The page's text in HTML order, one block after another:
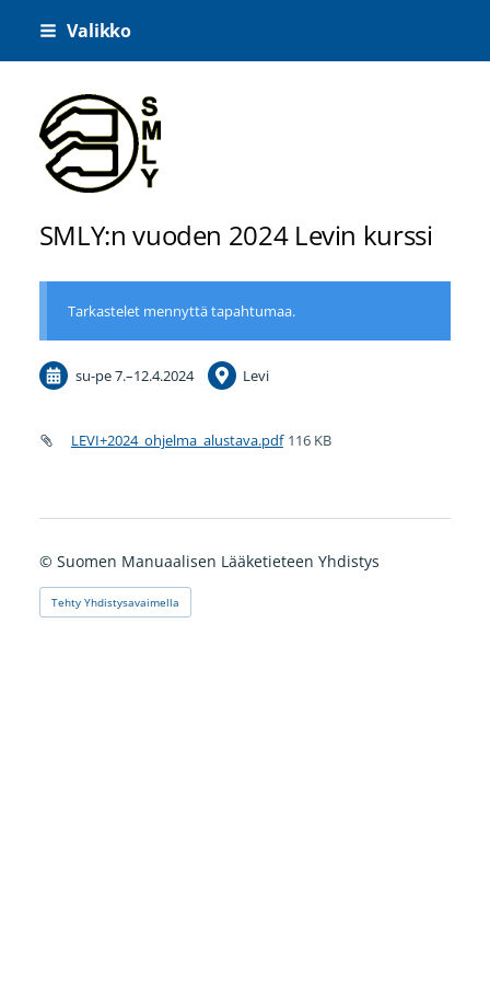
Siirry
Valikko
Suomen Manuaalisen Lääketieteen Yhdistys
SMLY:n vuoden 2024 Levin kurssi
Tarkastelet mennyttä tapahtumaa.
su-pe7.–12.4.2024 Levi
LEVI+2024_ohjelma_alustava.pdf 116 KB
© Suomen Manuaalisen Lääketieteen Yhdistys
Tehty Yhdistysavaimella